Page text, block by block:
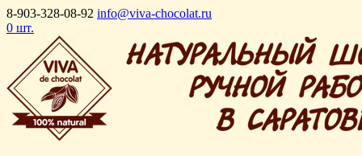
8-903-328-08-92 info@viva-chocolat.ru
0 шт.